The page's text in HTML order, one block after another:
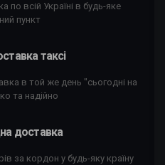
по всій Україні в будь-яке
пункт
таксі
в той же день "сьогодні на
та надійно
доставка
за кордон у будь-яку країну